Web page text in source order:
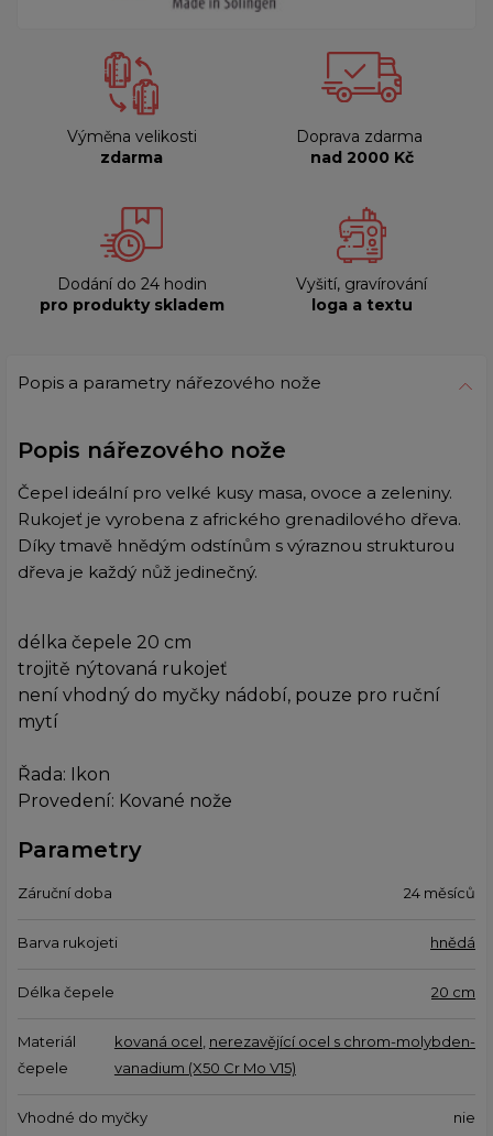
Výměna velikosti
zdarma
Doprava zdarma
nad 2000 Kč
Dodání do 24 hodin
pro produkty skladem
Vyšití, gravírování
loga a textu
Popis a parametry nářezového nože
Popis nářezového nože
Čepel ideální pro velké kusy masa, ovoce a zeleniny.
Rukojeť je vyrobena z afrického grenadilového dřeva.
Díky tmavě hnědým odstínům s výraznou strukturou
dřeva je každý nůž jedinečný.
délka čepele 20 cm
trojitě nýtovaná rukojeť
není vhodný do myčky nádobí, pouze pro ruční
mytí
Řada: Ikon
Provedení: Kované nože
Parametry
Záruční doba 24 měsíců
Barva rukojeti hnědá
Délka čepele 20 cm
Materiál
čepele
kovaná ocel nerezavějící ocel s chrom-molybden-
vanadium (X50 Cr Mo V15)
Vhodné do myčky nie